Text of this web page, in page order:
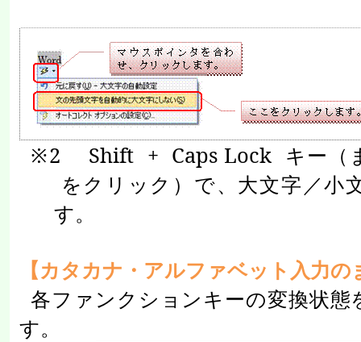
※2 Shift + Caps Lock キー（
をクリック）で、大文字／小
す。
【カタカナ・アルファベット入力の
各ファンクションキーの変換状
す。